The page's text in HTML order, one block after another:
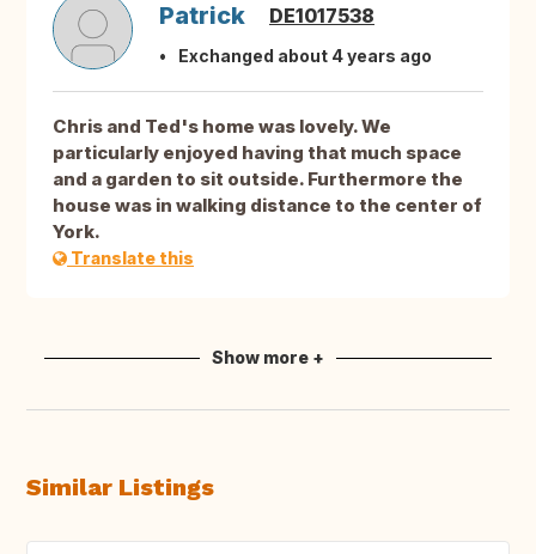
Patrick DE1017538
Exchanged about 4 years ago
Chris and Ted's home was lovely. We
particularly enjoyed having that much space
and a garden to sit outside. Furthermore the
house was in walking distance to the center of
York.
Translate this
Show more +
Similar Listings